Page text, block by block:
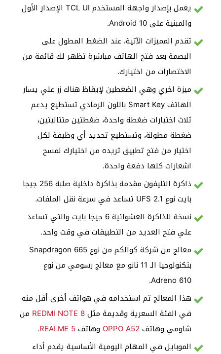
يعمل بإصدار واجهة المستخدم TCL UI الإصدار الأول
والمبنية على Android 10.
تقدم المميزات الآتية، عند الضغط المطول على
البصمة بعد فتح الهاتف مباشرة تظهر لك قائمة من
الاختصارات من اختيارك.
ميزة اخري وهي الضغطين لإيقاظ هناك زر علي يسار
الهاتف Smart Key باللون الرمادي تستطيع يدعم
ثلاث اختيارات ضغطة واحدة، ضغطتين متتاليتين،
ضغطة مطولة، وتستطيع تحديد أي وظيفة لكل
اختيار من فتح تطبيق تريده من اختيارك لمسح
اشعارات كلها دفعة واحدة.
ذاكرة التليفون مقدمة بذاكرة داخلية صلبة 256 جيجا
بايت نوع UFS 2.1 تساعد في سرعة نقل الملفات.
نسخة للذاكرة العشوائية 6 جيجا بايت والتي تساعد
علي فتح العديد من التطبيقات في وقت واحد.
معالج من شركة كوالكم من نوع Snapdragon 665
بتكنولوجيا الـ 11 نانو مع معالج رسومي من نوع
Adreno 610.
هذا المعالج تم استخدامه في هواتف أخرى أقل منه
في الفئة السعرية وقديمة مثلREDMI NOTE 8 من
شاومي وهاتف OPPO A52 وهاتف REALME 5
.
الموبايل في المهام اليومية الأساسية يقدم أداء